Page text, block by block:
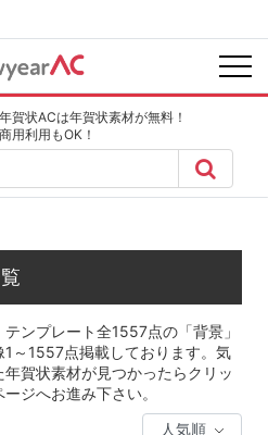
年賀状ACは年賀状素材が無料！
商用利用もOK！
ンプレート全1557点の「背景」
～1557点掲載しております。気
賀状素材が見つかったらクリッ
ジへお進み下さい。